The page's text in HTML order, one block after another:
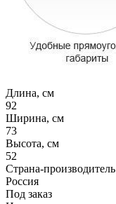
Длина, см
92
Ширина, см
73
Высота, см
52
Страна-производитель
Россия
Под заказ